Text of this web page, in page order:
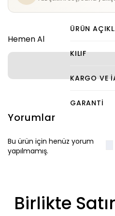
Hemen Al
ÜRÜN
KILIF
KARGO VE
GARANTI
Yorumlar
Bu ürün için henüz yorum
yapılmamış.
Birlikte